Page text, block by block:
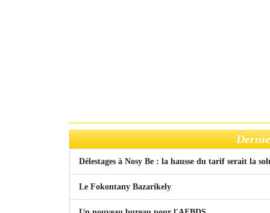
Délestages à Nosy Be : la hausse du tarif serait la
Le Fokontany Bazarikely